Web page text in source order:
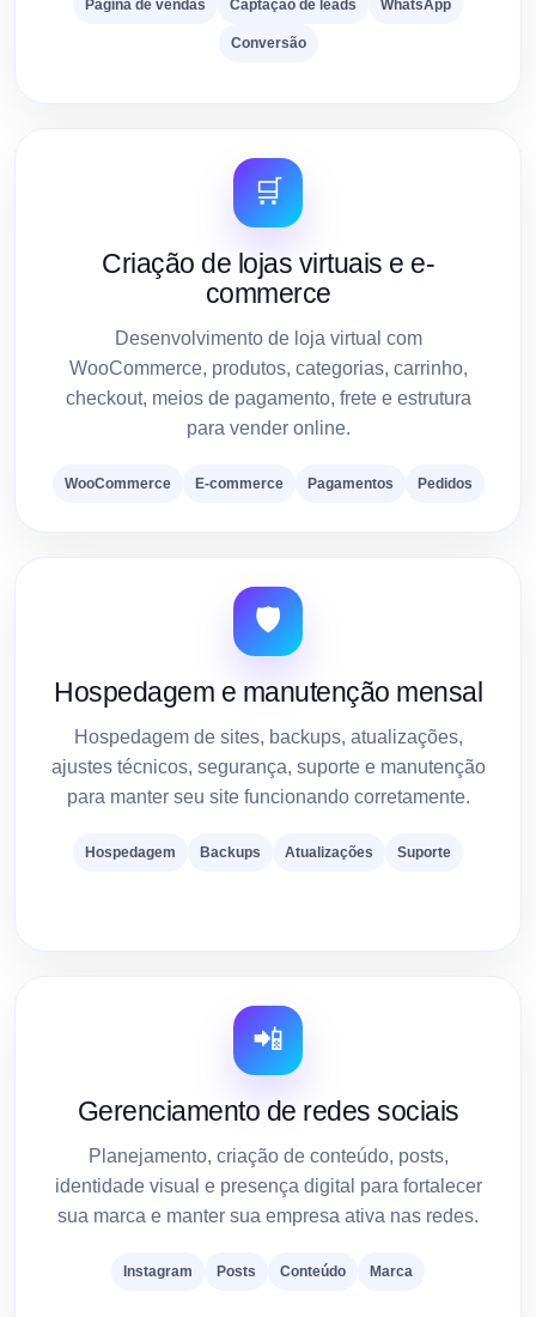
Página de vendas Captação de leads WhatsApp
Conversão
🛒
Criação de lojas virtuais e e-
commerce
Desenvolvimento de loja virtual com
WooCommerce, produtos, categorias, carrinho,
checkout, meios de pagamento, frete e estrutura
para vender online.
WooCommerce E-commerce Pagamentos Pedidos
🛡️
Hospedagem e manutenção mensal
Hospedagem de sites, backups, atualizações,
ajustes técnicos, segurança, suporte e manutenção
para manter seu site funcionando corretamente.
Hospedagem Backups Atualizações Suporte
📲
Gerenciamento de redes sociais
Planejamento, criação de conteúdo, posts,
identidade visual e presença digital para fortalecer
sua marca e manter sua empresa ativa nas redes.
Instagram Posts Conteúdo Marca